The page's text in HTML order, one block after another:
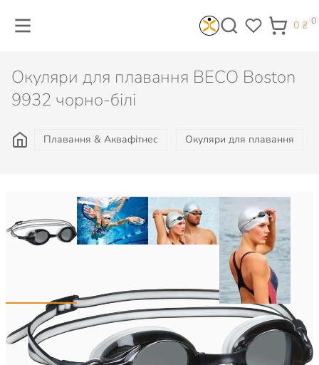
0 ₴ 0
Окуляри для плавання BECO Boston
9932 чорно-білі
Плавання & Аквафітнес Окуляри для плавання
790₴
Є в наявності